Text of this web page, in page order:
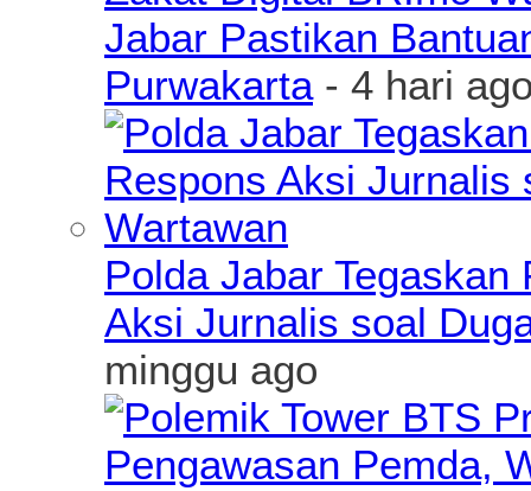
Jabar Pastikan
Purwakarta- 4 hari
Polda Jabar
Aksi Jurnalis soal
minggu ago